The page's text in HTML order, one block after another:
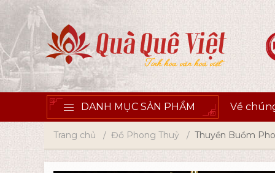
DANH MỤC SẢN PHẨM Về
Trang chủ Đồ Phong Thuỷ Thuyền Buồm